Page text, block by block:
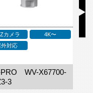
カメラ
4K〜
外対応
PRO WV-X67700-
3